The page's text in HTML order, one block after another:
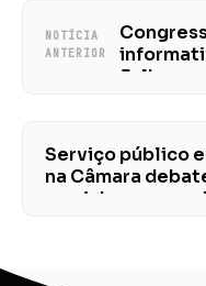
NOTÍCIA
ANTERIOR
Julho
Serviço público
na Câmara
caminhos para